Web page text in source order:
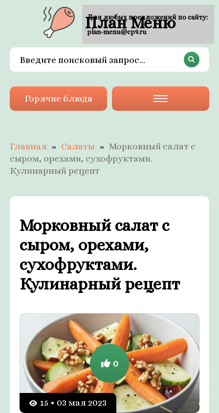
План Меню
Горячие блюда
Главная Салаты
Морковный салат с
сыром, орехами, сухофруктами.
Кулинарный рецепт
Морковный салат с
сыром, орехами,
сухофруктами.
Кулинарный рецепт
15 • 03 мая 2023
0
Для любых предложений по сайту:
plan-menu@cp9.ru